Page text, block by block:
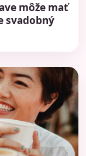
môže mať
svadobný